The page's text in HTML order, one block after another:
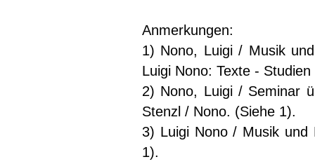
Anmerkungen:
1) Nono, Luigi / Musik
Luigi Nono: Texte -
2) Nono, Luigi / Seminar
Stenzl / Nono. (Siehe 1).
3) Luigi Nono / Musik und
1).